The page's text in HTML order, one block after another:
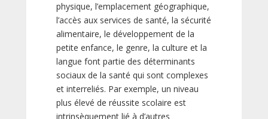
physique, l’emplacement géographique,
l’accès aux services de santé, la sécurité
alimentaire, le développement de la
petite enfance, le genre, la culture et la
langue font partie des déterminants
sociaux de la santé qui sont complexes
et interreliés. Par exemple, un niveau
plus élevé de réussite scolaire est
intrinsèquement lié à d’autres